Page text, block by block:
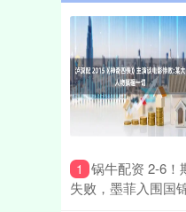
1 锅牛配资 2-6！
失败，墨菲入围国